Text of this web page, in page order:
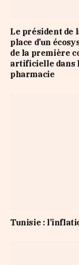
Le président de
place d’un
de la première
artificielle dans
pharmacie
Tunisie :